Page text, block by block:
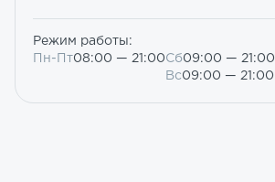
Режим работы:
Пн-Пт08:00 — 21:00Сб09:00 — 21:00
Вс09:00 — 21:00